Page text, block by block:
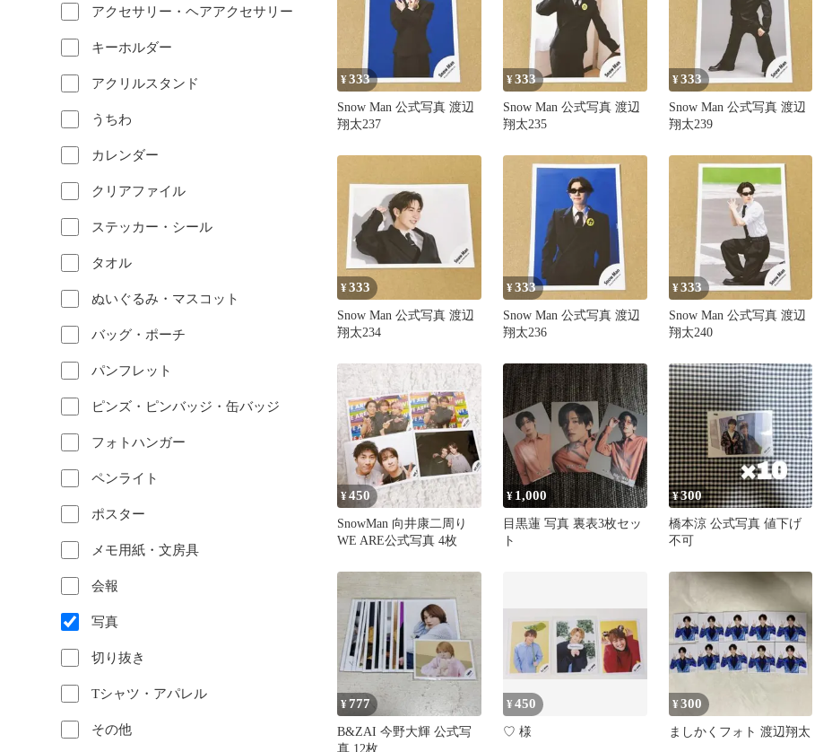
アクセサリー・ヘアアクセサリー
キーホルダー
アクリルスタンド
うちわ
カレンダー
クリアファイル
ステッカー・シール
タオル
ぬいぐるみ・マスコット
バッグ・ポーチ
パンフレット
ピンズ・ピンバッジ・缶バッジ
フォトハンガー
ペンライト
ポスター
メモ用紙・文房具
会報
写真
切り抜き
Tシャツ・アパレル
その他
¥333
Snow Man 公式写真 渡辺
翔太237
¥333
Snow Man 公式写真 渡辺
翔太235
¥333
Snow Man 公式写真 渡辺
翔太239
¥333
Snow Man 公式写真 渡辺
翔太234
¥333
Snow Man 公式写真 渡辺
翔太236
¥333
Snow Man 公式写真 渡辺
翔太240
¥450
SnowMan 向井康二周り
WE ARE公式写真 4枚
¥ 1,000
目黒蓮 写真 裏表3枚セッ
ト
¥300
橋本涼 公式写真 値下げ
不可
¥777
B&ZAI 今野大輝 公式写
真 12枚
¥450
♡ 様
¥300
ましかくフォト 渡辺翔太